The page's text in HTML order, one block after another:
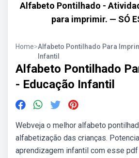
Alfabeto Pontilhado -
para imprimir. — SÓ
Home>Alfabeto Pontilhado Para
Infantil
Alfabeto Pontilhado
- Educação Infantil
Webveja o melhor alfabeto
alfabetização das crianças.
aprendizagem infantil com esse